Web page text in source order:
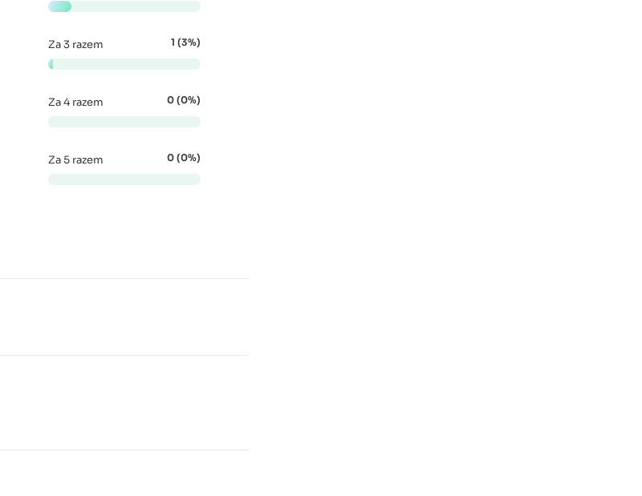
Za 3 razem 1 (3%)
Za 4 razem 0 (0%)
Za 5 razem 0 (0%)